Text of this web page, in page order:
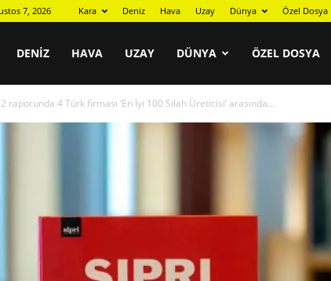
7, 2026 Kara Deniz Hava Uzay Dünya Özel Dosya
DENIZ HAVA UZAY DÜNYA ÖZEL DOSYA
raporunda 4 Türk firması ‘En İyi 100 Silah Üreticisi’ arasında...